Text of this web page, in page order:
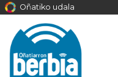
Oñatiko udala